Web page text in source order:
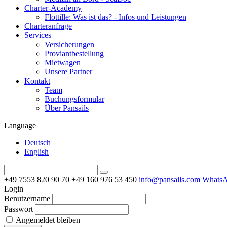
Charter-Academy
Flottille: Was ist das? - Infos und Leistungen
Charteranfrage
Services
Versicherungen
Proviantbestellung
Mietwagen
Unsere Partner
Kontakt
Team
Buchungsformular
Über Pansails
Language
Deutsch
English
+49 7553 820 90 70 +49 160 976 53 450 info@pansails.com
Login
Benutzername
Passwort
Angemeldet bleiben